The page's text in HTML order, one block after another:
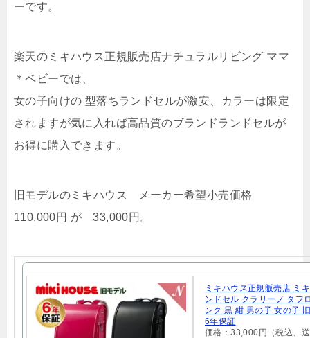
ーです。
楽天のミキハウス正規販売店ナチュラルリビング ママ
＊ベビーでは、
女の子向けの 型落ちランドセルが激安、カラーは限定
されますが気に入れば高品質のブランドランドセルが
お得に購入できます。
旧モデルのミキハウス メーカー希望小売価格
110,000円 が 33,000円。
ミキハウス正規販売店 ミ
ンドセル クラリーノ タフ
ンク 黒 紺 男の子 女の子
6年保証
価格：33,000円（税込、